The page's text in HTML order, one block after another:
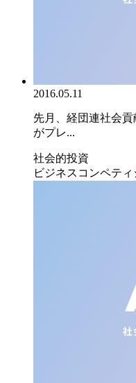
2016.05.11
先月、経団連社会
がプレ...
社会的投資
ビジネスコンペティ